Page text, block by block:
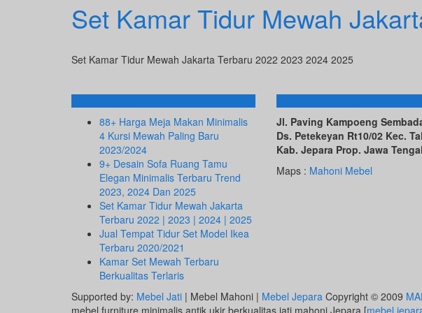
Set Kamar Tidur Mewah
Set Kamar Tidur Mewah Jakarta Terbaru 2022 2023 2024 2025
Info Terbaru
88+ Harga Meja Makan Minimalis
4 Kursi Mewah Paling Baru
2023/2024
9+ Desain Sofa Ruang Tamu
Elegan Minimalis Terbaru Trend
2023, 2024 Dan 2025
Set Kamar Tidur Mewah Jakarta
Terbaru 2022 | 2023 | 2024 | 2025
Jual Tempat Tidur Set Model Ikea
Terbaru 2020/2021
Kamar Set Mewah Terbaru
Berkualitas Terlaris
ALAMAT KAMI
Jl. Paving Kampoeng
Ds. Petekeyan Rt10/02 Kec.
Kab. Jepara Prop. Jawa
Maps : Mahoni Mebel
Supported by: Mebel Jati | Mebel Mahoni | Mebel Jepara Copyright © 2009
mebel furniture minimalis antik ukir berkualitas jati mahoni Jepara [mebel